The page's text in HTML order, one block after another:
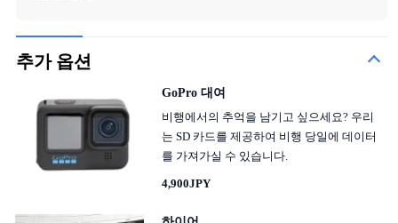
추가 옵션
GoPro 대여
비행에서의 추억을 남기고 싶으세요? 우리
는 SD 카드를 제공하여 비행 당일에 데이터
를 가져가실 수 있습니다.
4,900JPY